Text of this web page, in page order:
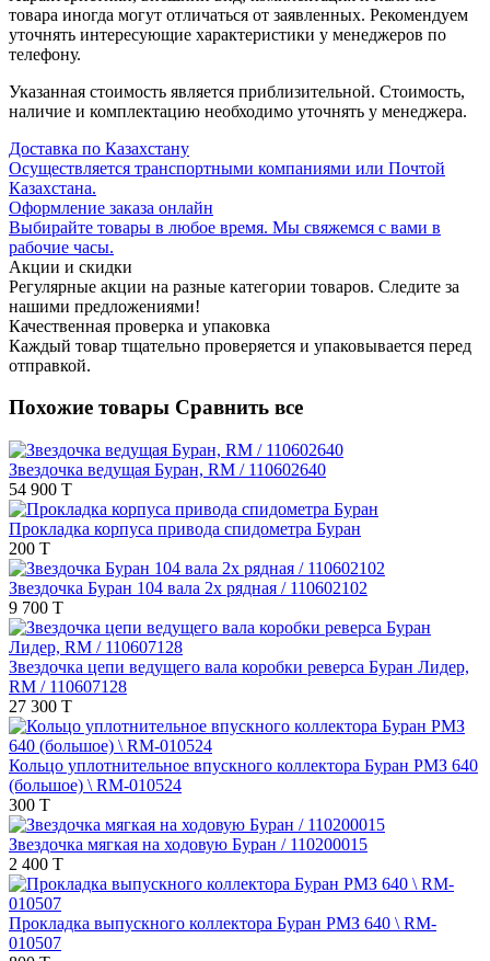
товара иногда могут отличаться от заявленных. Рекомендуем
уточнять интересующие характеристики у менеджеров по
телефону.
Указанная стоимость является приблизительной. Стоимость,
наличие и комплектацию необходимо уточнять у менеджера.
Доставка по Казахстану
Осуществляется транспортными компаниями или Почтой
Казахстана.
Оформление заказа онлайн
Выбирайте товары в любое время. Мы свяжемся с вами в
рабочие часы.
Акции и скидки
Регулярные акции на разные категории товаров. Следите за
нашими предложениями!
Качественная проверка и упаковка
Каждый товар тщательно проверяется и упаковывается перед
отправкой.
Похожие товары Сравнить все
Звездочка ведущая Буран, RM / 110602640
54 900 T
Прокладка корпуса привода спидометра Буран
200 T
Звездочка Буран 104 вала 2х рядная / 110602102
9 700 T
Звездочка цепи ведущего вала коробки реверса Буран Лидер,
RM / 110607128
27 300 T
Кольцо уплотнительное впускного коллектора Буран РМЗ 640
(большое) \ RM-010524
300 T
Звездочка мягкая на ходовую Буран / 110200015
2 400 T
Прокладка выпускного коллектора Буран РМЗ 640 \ RM-
010507